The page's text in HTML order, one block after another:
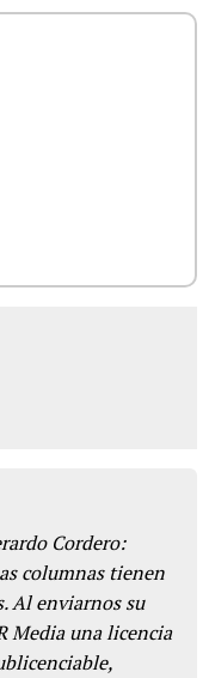
Cordero:
columnas tienen
Al enviarnos su
Media una licencia